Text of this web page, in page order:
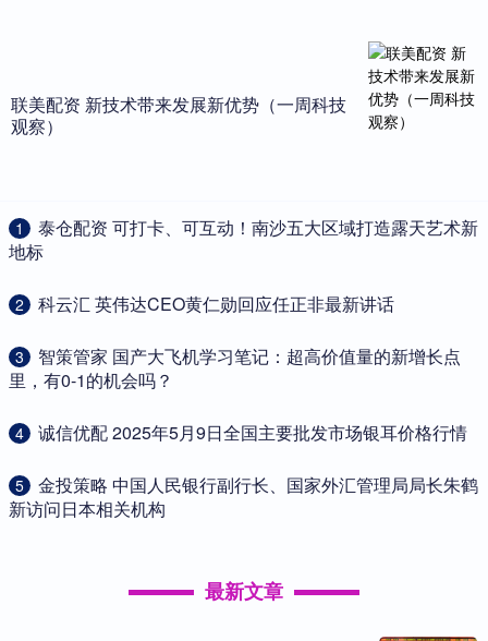
联美配资 新技术带来发展新优势（一周科技
观察）
1
​泰仓配资 可打卡、可互动！南沙五大区域打造露天艺术新
地标
2 ​科云汇 英伟达CEO黄仁勋回应任正非最新讲话
3
​智策管家 国产大飞机学习笔记：超高价值量的新增长点
里，有0-1的机会吗？
4 ​诚信优配 2025年5月9日全国主要批发市场银耳价格行情
5
​金投策略 中国人民银行副行长、国家外汇管理局局长朱鹤
新访问日本相关机构
最新文章